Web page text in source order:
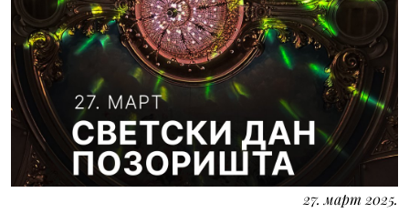
27. март 2025.